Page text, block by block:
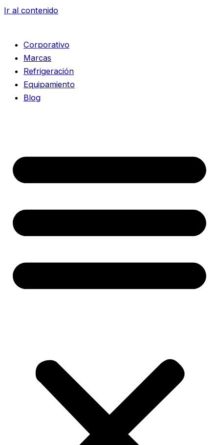
Ir al contenido
Corporativo
Marcas
Refrigeración
Equipamiento
Blog